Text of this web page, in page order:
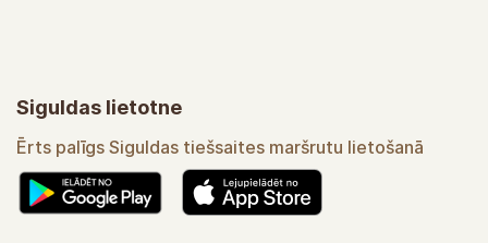
Siguldas lietotne
Ērts palīgs Siguldas tiešsaites maršrutu lietošanā